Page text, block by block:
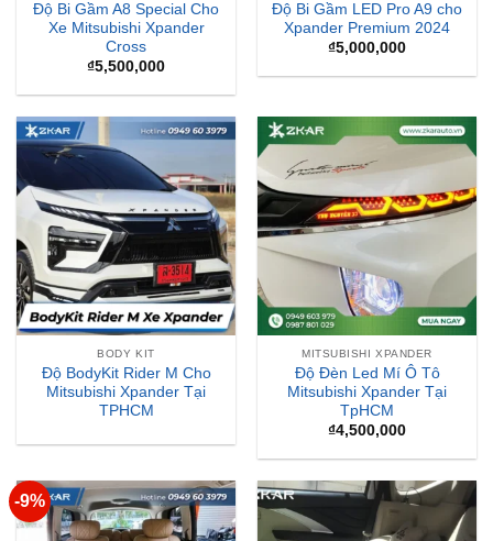
Độ Bi Gầm A8 Special Cho
Xe Mitsubishi Xpander
Cross
₫5,500,000
Độ Bi Gầm LED Pro A9 cho
Xpander Premium 2024
₫5,000,000
BODY KIT
Độ BodyKit Rider M Cho
Mitsubishi Xpander Tại
TPHCM
MITSUBISHI XPANDER
Độ Đèn Led Mí Ô Tô
Mitsubishi Xpander Tại
TpHCM
₫4,500,000
-9%